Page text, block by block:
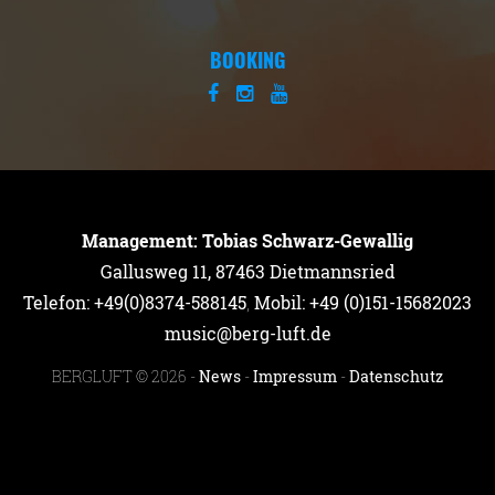
BOOKING
Management: Tobias Schwarz-Gewallig
Gallusweg 11, 87463 Dietmannsried
Telefon: +49(0)8374-588145 Mobil: +49 (0)151-15682023
music@berg-luft.de
BERGLUFT © 2026 -News -Impressum -Datenschutz